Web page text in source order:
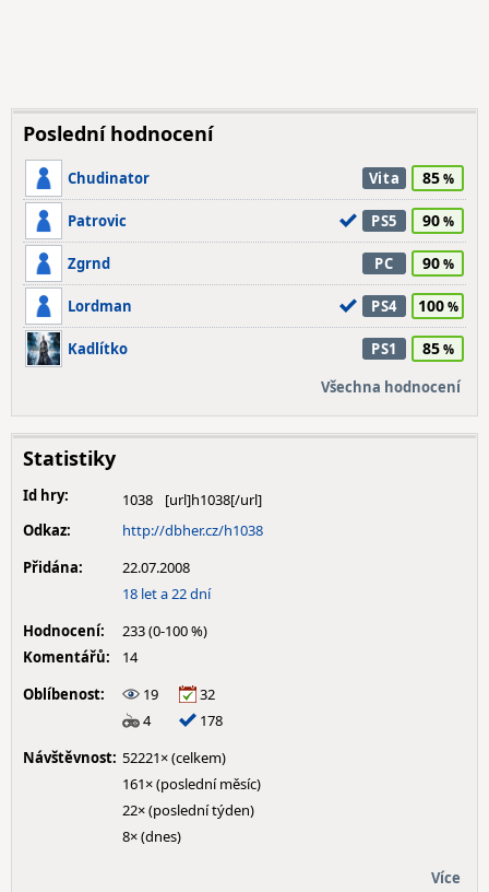
Poslední hodnocení
Chudinator Vita 85
Patrovic PS5 90
Zgrnd PC 90
Lordman PS4 100
Kadlítko PS1 85
Všechna hodnocení
Statistiky
Id hry:
1038
Odkaz:
http://dbher.cz/h1038
Přidána:
22.07.2008
18 let a 22 dní
Hodnocení:
233 (0-100 %)
Komentářů:
14
Oblíbenost:
19
32
4
178
Návštěvnost: 52221× (celkem)
161× (poslední měsíc)
22× (poslední týden)
8× (dnes)
Více